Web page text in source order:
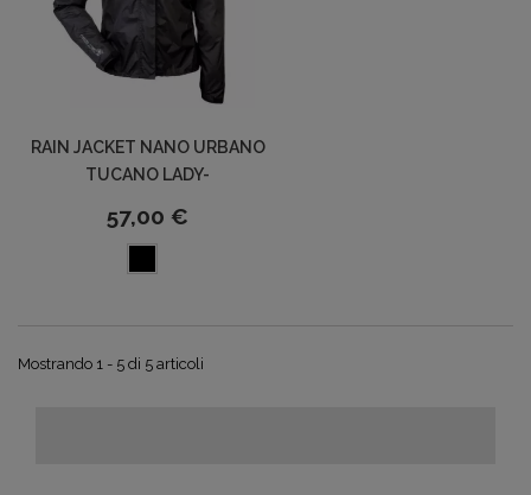
RAIN JACKET NANO URBANO
TUCANO LADY-
57,00 €
Mostrando 1 - 5 di 5 articoli